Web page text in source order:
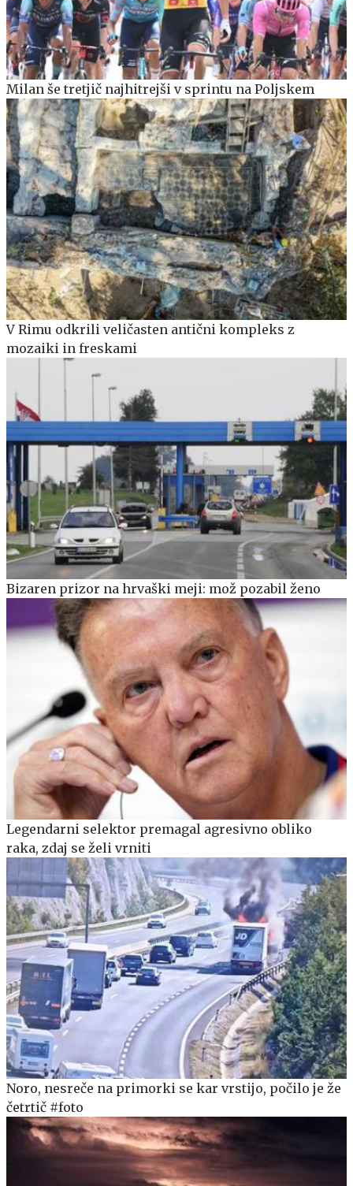
Milan še tretjič najhitrejši v sprintu na Poljskem
V Rimu odkrili veličasten antični kompleks z
mozaiki in freskami
Bizaren prizor na hrvaški meji: mož pozabil ženo
Legendarni selektor premagal agresivno obliko
raka, zdaj se želi vrniti
Noro, nesreče na primorki se kar vrstijo, počilo je že
četrtič #foto